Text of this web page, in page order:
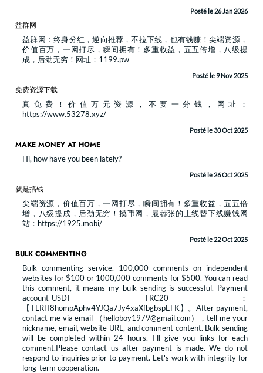
Posté le 26 Jan 2026
益群网
益群网：终身分红，逆向推荐，不拉下线，也有钱赚！尖端资源，
价值百万，一网打尽，瞬间拥有！多重收益，五五倍增，八级提
成，后劲无穷！网址：1199.pw
Posté le 9 Nov 2025
免费资源下载
真免费！价值万元资源，不要一分钱，网址：
https://www.53278.xyz/
Posté le 30 Oct 2025
MAKE MONEY AT HOME
Hi, how have you been lately?​
Posté le 26 Oct 2025
就是搞钱
尖端资源，价值百万，一网打尽，瞬间拥有！多重收益，五五倍
增，八级提成，后劲无穷！摸币网，最嚣张的上线替下线赚钱网
站：https://1925.mobi/
Posté le 22 Oct 2025
BULK COMMENTING
Bulk commenting service. 100,000 comments on independent
websites for $100 or 1000,000 comments for $500. You can read
this comment, it means my bulk sending is successful. Payment
account-USDT TRC20：
【TLRH8hompAphv4YJQa7Jy4xaXfbgbspEFK】。After payment,
contact me via email （helloboy1979@gmail.com），tell me your
nickname, email, website URL, and comment content. Bulk sending
will be completed within 24 hours. I'll give you links for each
comment.Please contact us after payment is made. We do not
respond to inquiries prior to payment. Let's work with integrity for
long-term cooperation.